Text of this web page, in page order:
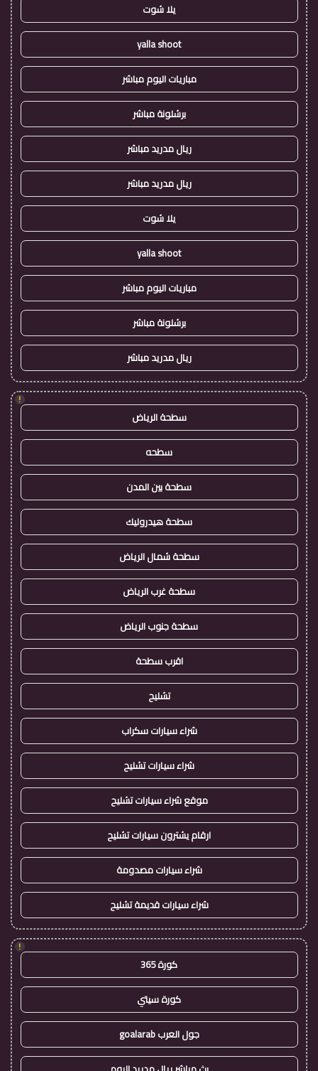
يلا شوت
yalla shoot
مباريات اليوم مباشر
برشلونة مباشر
ريال مدريد مباشر
ريال مدريد مباشر
يلا شوت
yalla shoot
مباريات اليوم مباشر
برشلونة مباشر
ريال مدريد مباشر
!
سطحة الرياض
سطحه
سطحة بين المدن
سطحة هيدروليك
سطحة شمال الرياض
سطحة غرب الرياض
سطحة جنوب الرياض
اقرب سطحة
تشليح
شراء سيارات سكراب
شراء سيارات تشليح
موقع شراء سيارات تشليح
ارقام يشترون سيارات تشليح
شراء سيارات مصدومة
شراء سيارات قديمة تشليح
!
كورة 365
كورة سيتي
جول العرب goalarab